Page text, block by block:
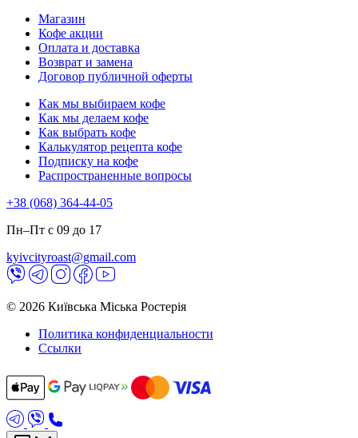
Магазин
Кофе акции
Оплата и доставка
Возврат и замена
Договор публичной оферты
Как мы выбираем кофе
Как мы делаем кофе
Как выбрать кофе
Калькулятор рецепта кофе
Подписку на кофе
Распространенные вопросы
+38 (068) 364-44-05
Пн–Пт с 09 до 17
kyivcityroast@gmail.com
© 2026 Київська Міська Ростерія
Политика конфиденциальности
Ссылки